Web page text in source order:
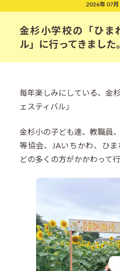
2026年 07月
金杉小学校の「ひま
ル」に行ってきました。
毎年楽しみにしている、金
ェスティバル」
金杉小の子ども達、教職員
等協会、JAいちかわ、ひ
どの多くの方がかかわって